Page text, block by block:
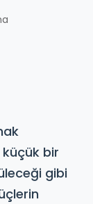
küçük bir
gibi